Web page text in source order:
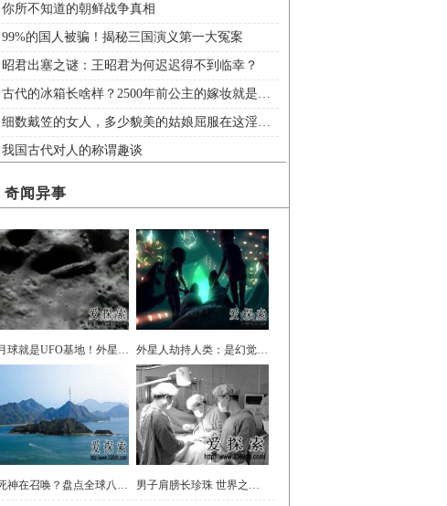
你所不知道的朝鲜战争真相
99%的国人被骗！揭秘三国演义第一大冤案
昭君出塞之谜：王昭君为何迟迟得不到临幸？
细数戴笠的女人，多少貌美的姑娘屈服在这淫虫之下
我国古代对人的称谓趣谈
奇闻异事
外星人劫持人类：是幻觉还是确有其事